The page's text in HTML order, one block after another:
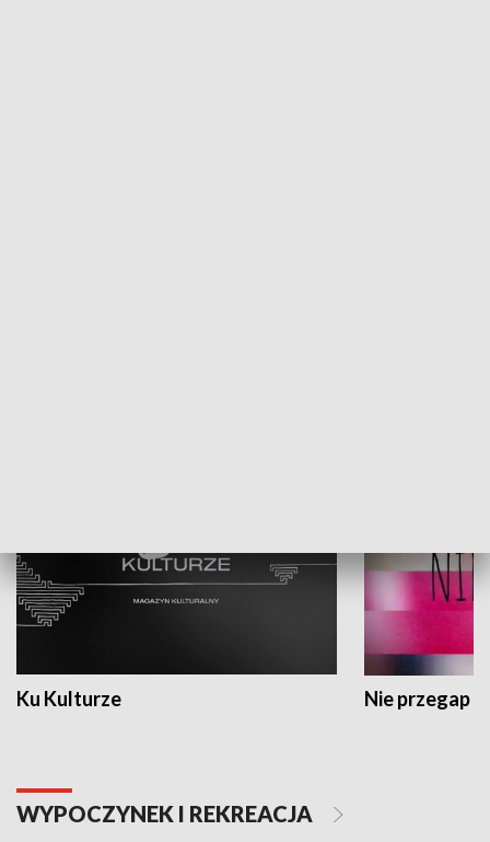
Ku Kulturze Nie przegap
WYPOCZYNEK I REKREACJA